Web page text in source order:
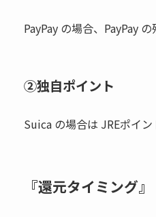
PayPay の場合、PayPay
②独自ポイント
Suica の場合は JREポイ
『還元タイミング』